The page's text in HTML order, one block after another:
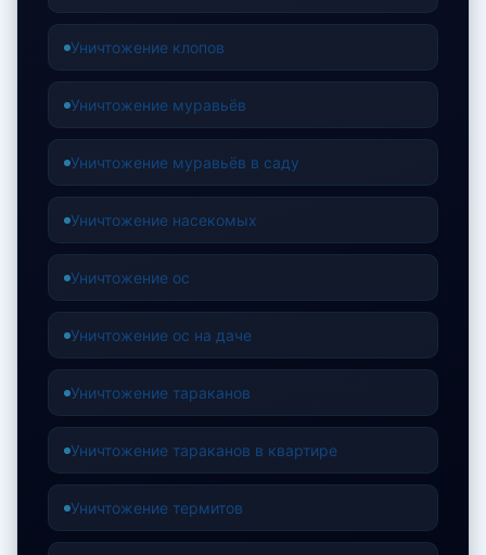
Уничтожение клопов
Уничтожение муравьёв
Уничтожение муравьёв в саду
Уничтожение насекомых
Уничтожение ос
Уничтожение ос на даче
Уничтожение тараканов
Уничтожение тараканов в квартире
Уничтожение термитов